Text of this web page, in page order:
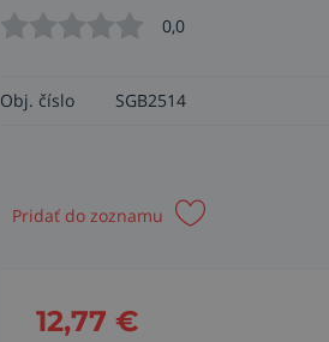
0,0
Obj. číslo SGB2514
Pridať do zoznamu
12,77 €